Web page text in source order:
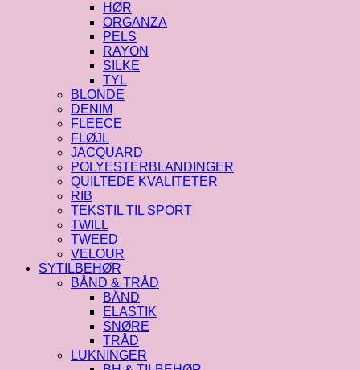
HØR
ORGANZA
PELS
RAYON
SILKE
TYL
BLONDE
DENIM
FLEECE
FLØJL
JACQUARD
POLYESTERBLANDINGER
QUILTEDE KVALITETER
RIB
TEKSTIL TIL SPORT
TWILL
TWEED
VELOUR
SYTILBEHØR
BÅND & TRÅD
BÅND
ELASTIK
SNØRE
TRÅD
LUKNINGER